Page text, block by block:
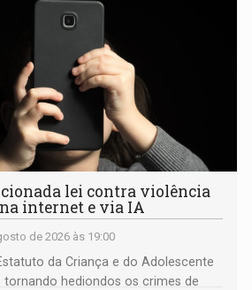
lei contra violência
internet e via IA
de 2026 às 19:00
da Criança e do Adolescente
tornando hediondos os crimes de